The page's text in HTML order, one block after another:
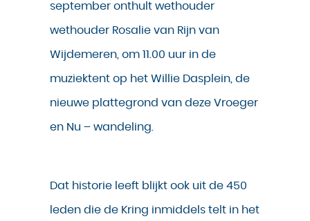
september onthult wethouder
wethouder Rosalie van Rijn van
Wijdemeren, om 11.00 uur in de
muziektent op het Willie Dasplein, de
nieuwe plattegrond van deze Vroeger
en Nu – wandeling.
Dat historie leeft blijkt ook uit de 450
leden die de Kring inmiddels telt in het